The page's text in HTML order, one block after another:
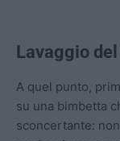
Lavaggio
A quel punto,
su una bimbetta
sconcertante: